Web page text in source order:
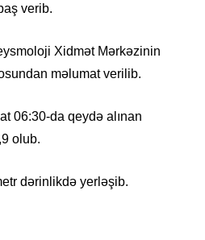
verib.
Xidmət Mərkəzinin
məlumat verilib.
06:30-da qeydə alınan
olub.
dərinlikdə yerləşib.